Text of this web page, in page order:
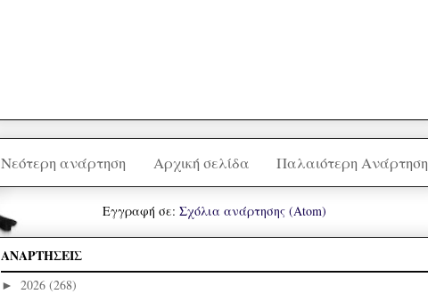
Νεότερη ανάρτηση Παλαιότερη Ανάρτηση
Αρχική σελίδα
Εγγραφή σε: Σχόλια ανάρτησης (Atom)
ΑΝΑΡΤΗΣΕΙΣ
► 2026 (268)